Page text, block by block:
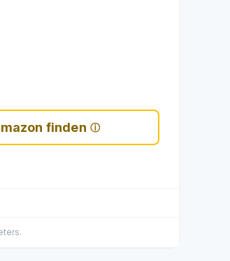
finden